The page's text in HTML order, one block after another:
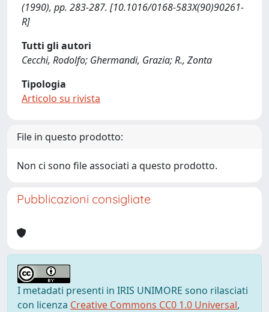
(1990), pp. 283-287. [10.1016/0168-583X(90)90261-
R]
Tutti gli autori
Cecchi, Rodolfo; Ghermandi, Grazia; R., Zonta
Tipologia
Articolo su rivista
File in questo prodotto:
Non ci sono file associati a questo prodotto.
Pubblicazioni consigliate
I metadati presenti in IRIS UNIMORE sono rilasciati
con licenza Creative Commons CC0 1.0 Universal,